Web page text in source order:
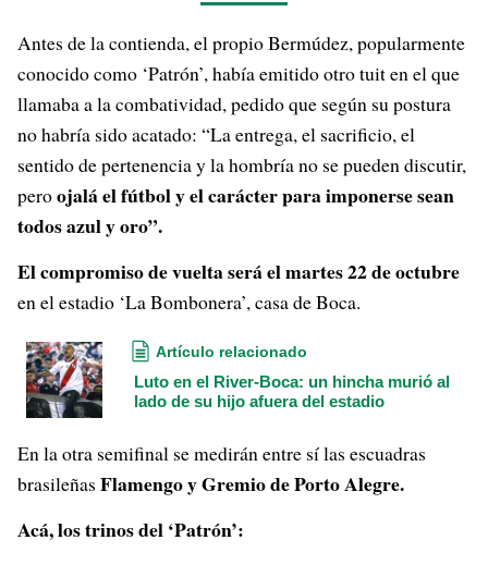
Antes de la contienda, el propio Bermúdez, popularmente
conocido como ‘Patrón’, había emitido otro tuit en el que
llamaba a la combatividad, pedido que según su postura
no habría sido acatado: “La entrega, el sacrificio, el
sentido de pertenencia y la hombría no se pueden discutir,
peroojalá el fútbol y el carácter para imponerse sean
todos azul y oro”.
El compromiso de vuelta será el martes 22 de octubre
en el estadio ‘La Bombonera’, casa de Boca.
Artículo relacionado
Luto en el River-Boca: un hincha murió al
lado de su hijo afuera del estadio
En la otra semifinal se medirán entre sí las escuadras
brasileñas Flamengo y Gremio de Porto Alegre.
Acá, los trinos del ‘Patrón’: